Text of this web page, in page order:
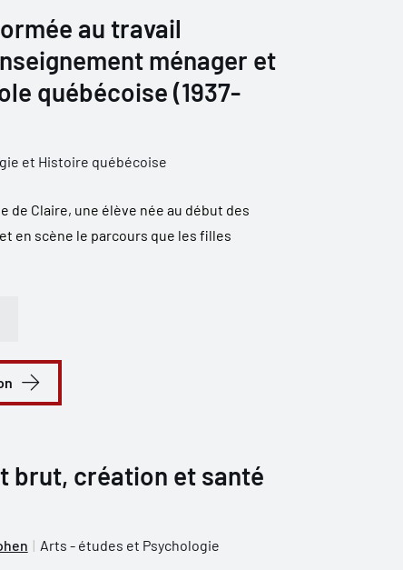
au travail
ménager et
québécoise (1937-
et Histoire québécoise
de Claire, une élève née au début des
en scène le parcours que les filles
brut, création et santé
Arts - études et Psychologie